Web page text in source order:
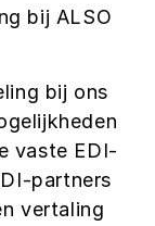
bij ALSO
bij ons
vaste EDI-
partners
vertaling